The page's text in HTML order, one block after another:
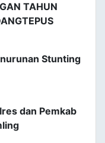
TAHUN
Stunting
dan Pemkab